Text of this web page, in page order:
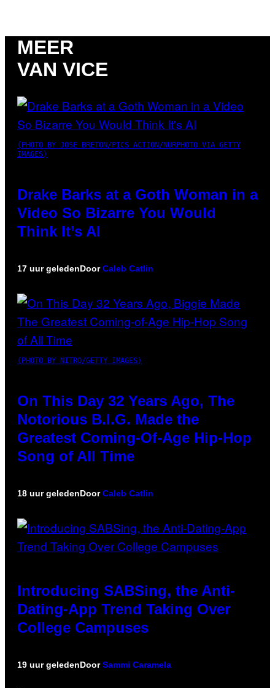
MEER
VAN VICE
(PHOTO BY JOSE BRETON/PICS ACTION/NURPHOTO VIA GETTY
IMAGES)
Drake Barks at a Goth Woman in a
Video So Bizarre You Would
Think It’s AI
17 uur geledenDoorCaleb Catlin
(PHOTO BY NITRO/GETTY IMAGES)
On This Day 32 Years Ago, The
Notorious B.I.G. Made the
Greatest Coming-Of-Age Hip-Hop
Song of All Time
18 uur geledenDoorCaleb Catlin
Introducing SABSing, the Anti-
Dating-App Trend Taking Over
College Campuses
19 uur geledenDoorSammi Caramela